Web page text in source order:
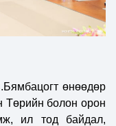
өнөөдөр
Төрийн болон орон
ил тод байдал,